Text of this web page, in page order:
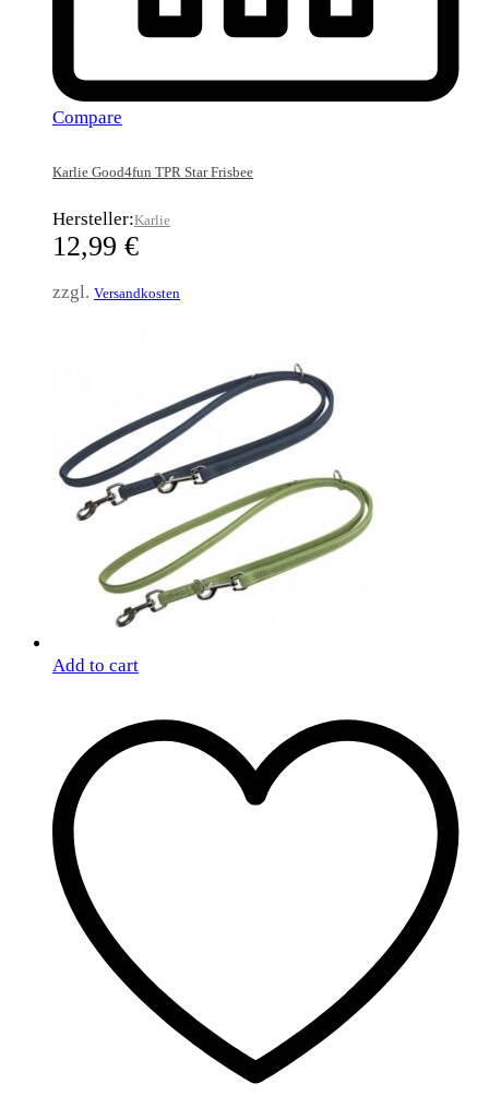
Compare
Karlie Good4fun TPR Star Frisbee
Hersteller:Karlie
12,99 €
zzgl. Versandkosten
Add to cart